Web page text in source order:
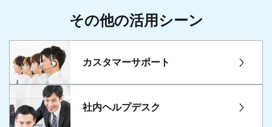
その他の活用シーン
カスタマーサポート
社内ヘルプデスク